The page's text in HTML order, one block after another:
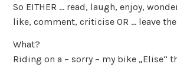
So EITHER … read, laugh, enjoy,
like, comment, criticise OR … leave
What?
Riding on a – sorry – my bike „Elise“